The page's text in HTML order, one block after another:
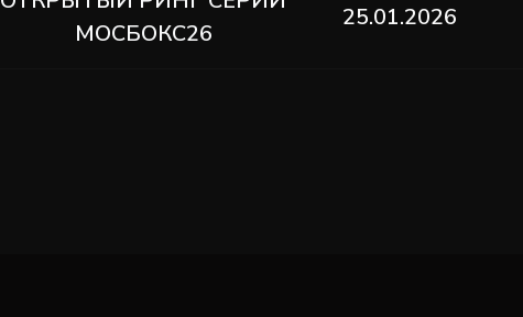
МОСБОКС26
25.01.2026